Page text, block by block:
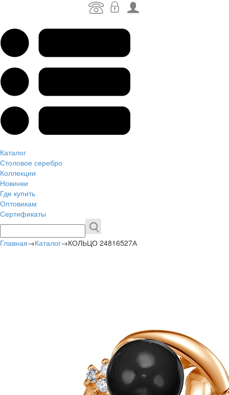
Каталог
Столовое серебро
Коллекции
Новинки
Где купить
Оптовикам
Сертификаты
Главная→Каталог→КОЛЬЦО 24816527А